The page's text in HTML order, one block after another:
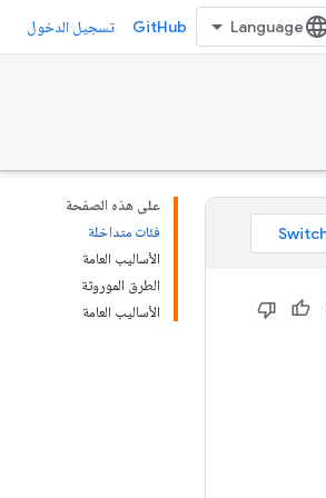
GitHub تسجيل الدخول
على هذه الصفحة
فئات متداخلة
الأساليب العامة
الطرق الموروثة
الأساليب العامة